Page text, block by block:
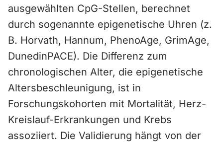
ausgewählten CpG-Stellen, berechnet
durch sogenannte epigenetische Uhren (z.
B. Horvath, Hannum, PhenoAge, GrimAge,
DunedinPACE). Die Differenz zum
chronologischen Alter, die epigenetische
Altersbeschleunigung, ist in
Forschungskohorten mit Mortalität, Herz-
Kreislauf-Erkrankungen und Krebs
assoziiert. Die Validierung hängt von der